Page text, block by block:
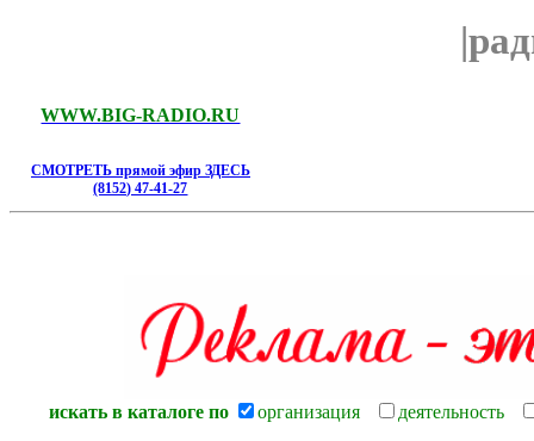
WWW.BIG-RADIO.RU
СМОТРЕТЬ прямой эфир ЗДЕСЬ
(8152) 47-41-27
искать в каталоге по организация деятельность